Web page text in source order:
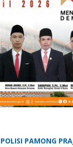
PAMONG